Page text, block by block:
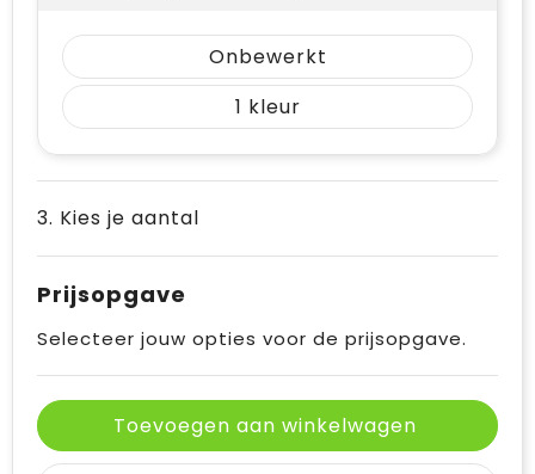
Onbewerkt
1
3. Kies je aantal
Prijsopgave
Selecteer jouw opties voor de prijsopgave.
Toevoegen aan winkelwagen